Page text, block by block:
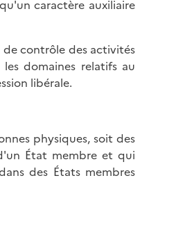
caractère auxiliaire
contrôle des activités
domaines relatifs au
libérale.
physiques, soit des
État membre et qui
des États membres